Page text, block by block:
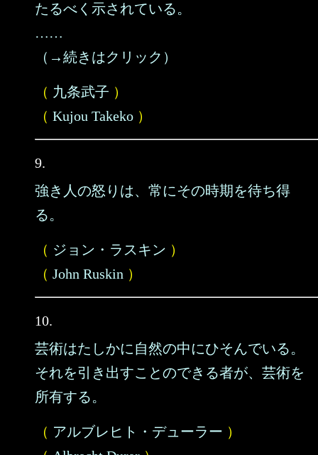
たるべく示されている。
……
（→続きはクリック）
（ 九条武子 ）
（ Kujou Takeko ）
9.
強き人の怒りは、常にその時期を待ち得
る。
（ ジョン・ラスキン ）
（ John Ruskin ）
10.
芸術はたしかに自然の中にひそんでいる。
それを引き出すことのできる者が、芸術を
所有する。
（ アルブレヒト・デューラー ）